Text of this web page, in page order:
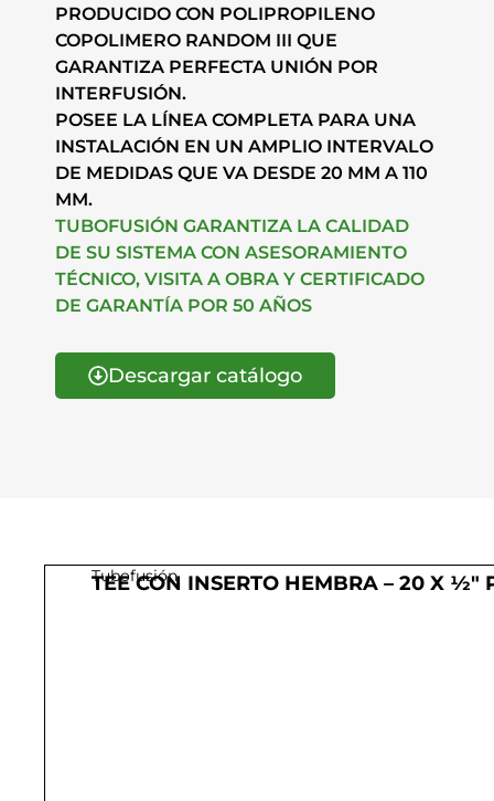
PRODUCIDO CON POLIPROPILENO
COPOLIMERO RANDOM III QUE
GARANTIZA PERFECTA UNIÓN POR
INTERFUSIÓN.
POSEE LA LÍNEA COMPLETA PARA UNA
INSTALACIÓN EN UN AMPLIO INTERVALO
DE MEDIDAS QUE VA DESDE 20 MM A 110
MM.
TUBOFUSIÓN GARANTIZA LA CALIDAD
DE SU SISTEMA CON ASESORAMIENTO
TÉCNICO, VISITA A OBRA Y CERTIFICADO
DE GARANTÍA POR 50 AÑOS
Descargar catálogo
Tubofusión
TEE CON INSERTO HEMBRA – 20 X ½″